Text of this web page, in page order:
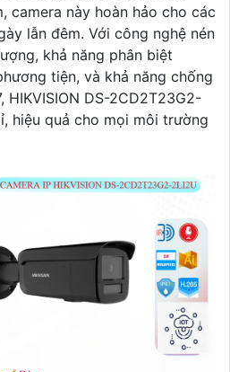
camera này hoàn hảo cho các
lẫn đêm. Với công nghệ nén
khả năng phân biệt
tiện, và khả năng chống
DS-2CD2T23G2-
hiệu quả cho mọi môi trường